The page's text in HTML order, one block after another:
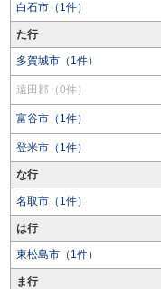
白石市（1件）
た行
多賀城市（1件）
遠田郡（0件）
富谷市（1件）
登米市（1件）
な行
名取市（1件）
は行
東松島市（1件）
ま行